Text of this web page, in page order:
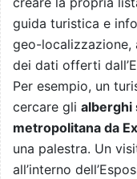
guida turistica e
geo-localizzazione,
dei dati offerti
Per esempio, un
cercare gli alberghi
metropolitana da
una palestra. Un
all’interno